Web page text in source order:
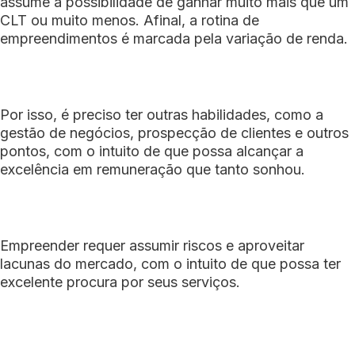
CLT ou muito menos. Afinal, a rotina de
empreendimentos é marcada pela variação de renda.
Por isso, é preciso ter outras habilidades, como a
gestão de negócios, prospecção de clientes e outros
pontos, com o intuito de que possa alcançar a
excelência em remuneração que tanto sonhou.
Empreender requer assumir riscos e aproveitar
lacunas do mercado, com o intuito de que possa ter
excelente procura por seus serviços.